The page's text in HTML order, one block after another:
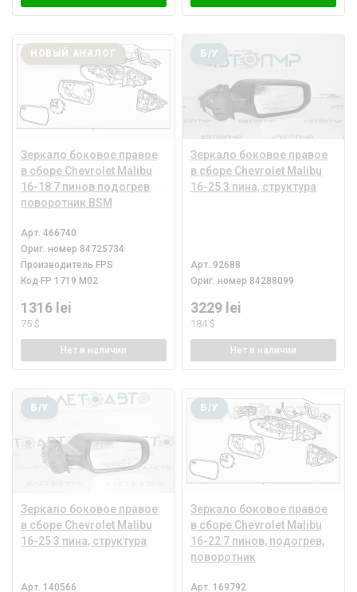
Зеркало боковое правое
в сборе Chevrolet Malibu
16-18 7 пинов подогрев
поворотник BSM
НОВЫЙ АНАЛОГ
Арт.466740
Ориг. номер 84725734
Производитель FPS
Код FP 1719 M02
1316 lei
75 $
Нет в наличии
Зеркало боковое правое
в сборе Chevrolet Malibu
16-25 3 пина, структура
Б/У
Арт. 92688
Ориг. номер 84288099
3229 lei
184 $
Нет в наличии
Зеркало боковое правое
в сборе Chevrolet Malibu
16-25 3 пина, структура
Б/У
Арт. 140566
Зеркало боковое правое
в сборе Chevrolet Malibu
16-22 7 пинов, подогрев,
поворотник
Б/У
Арт. 169792